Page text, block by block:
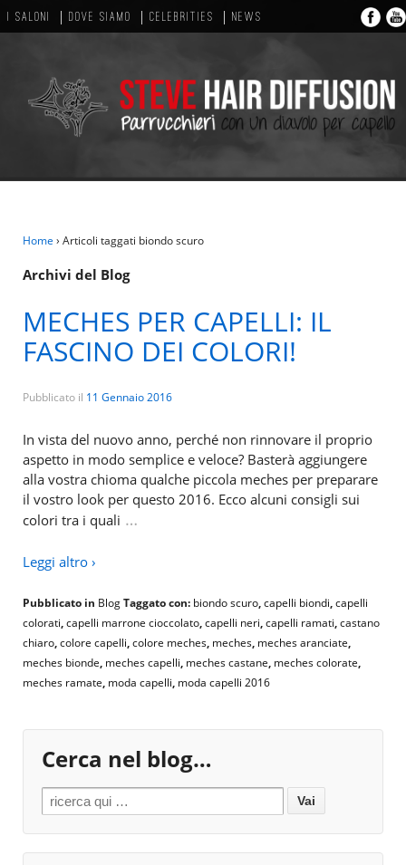
I SALONI DOVE SIAMO CELEBRITIES NEWS
Home › Articoli taggati biondo scuro
Archivi del Blog
MECHES PER CAPELLI: IL
FASCINO DEI COLORI!
Pubblicato il 11 Gennaio 2016
In vista del nuovo anno, perché non rinnovare il proprio
aspetto in modo semplice e veloce? Basterà aggiungere
alla vostra chioma qualche piccola meches per preparare
il vostro look per questo 2016. Ecco alcuni consigli sui
colori tra i quali …
Leggi altro ›
Pubblicato in BlogTaggato con: biondo scuro,capelli biondi,capelli
colorati,capelli marrone cioccolato,capelli neri,capelli ramati,castano
chiaro,colore capelli,colore meches, meches, meches aranciate,
meches bionde, meches capelli, meches castane, meches colorate,
meches ramate, moda capelli, moda capelli 2016
Cerca nel blog…
Search for: